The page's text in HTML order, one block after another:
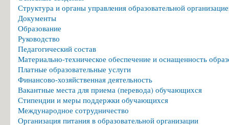
Структура и органы управления образовательной
Документы
Образование
Руководство
Педагогический состав
Материально-техническое обеспечение и оснащенность
Платные образовательные услуги
Финансово-хозяйственная деятельность
Вакантные места для приема (перевода) обучающихся
Стипендии и меры поддержки обучающихся
Международное сотрудничество
Организация питания в образовательной организации